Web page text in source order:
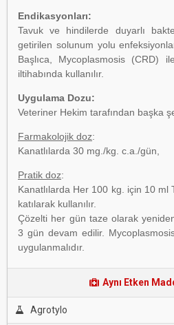
Endikasyonları:
Tavuk ve hindilerde duyarlı
getirilen solunum yolu
Başlıca, Mycoplasmosis (CRD)
iltihabında kullanılır.
Uygulama Dozu:
Veteriner Hekim tarafından başka
Farmakolojik doz:
Kanatlılarda 30 mg./kg. c.a./gün,
Pratik doz:
Kanatlılarda Her 100 kg. için 10 ml
katılarak kullanılır.
Çözelti her gün taze olarak yeniden
3 gün devam edilir.
uygulanmalıdır.
Aynı Etken
Agrotylo